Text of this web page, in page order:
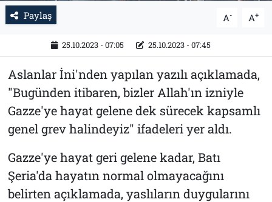
Paylaş A- A+
25.10.2023 - 07:05 25.10.2023 - 07:45
Aslanlar İni'nden yapılan yazılı açıklamada,
"Bugünden itibaren, bizler Allah'ın izniyle
Gazze'ye hayat gelene dek sürecek kapsamlı
genel grev halindeyiz" ifadeleri yer aldı.
Gazze'ye hayat geri gelene kadar, Batı
Şeria'da hayatın normal olmayacağını
belirten açıklamada, yaslıların duygularını